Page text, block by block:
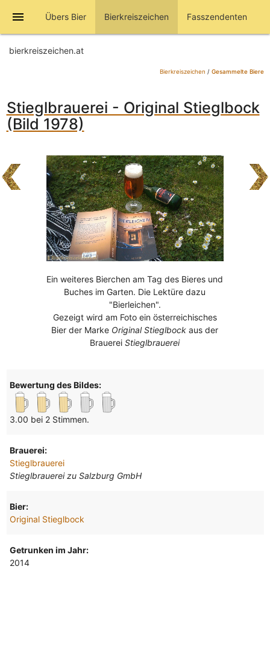
menu Übers Bier Bierkreiszeichen Fasszendenten
bierkreiszeichen.at
Bierkreiszeichen / Gesammelte Biere
Stieglbrauerei - Original Stieglbock
(Bild 1978)
Ein weiteres Bierchen am Tag des Bieres und
Buches im Garten. Die Lektüre dazu
"Bierleichen".
Gezeigt wird am Foto ein österreichisches
Bier der Marke Original Stieglbock aus der
BrauereiStieglbrauerei
Bewertung des Bildes:
3.00 bei 2 Stimmen.
Brauerei:
Stieglbrauerei
Stieglbrauerei zu Salzburg GmbH
Bier:
Original Stieglbock
Getrunken im Jahr:
2014